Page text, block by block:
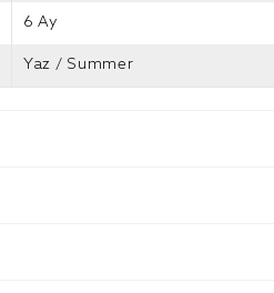
6 Ay
Yaz / Summer